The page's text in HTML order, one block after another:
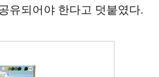
유되어야 한다고 덧붙였다.